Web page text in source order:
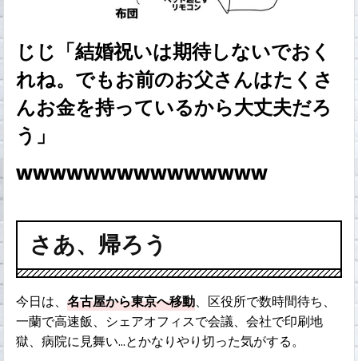
じじ「結婚祝いは期待しないでおく
れね。でもお前のお父さんはたくさ
んお金を持っているから大丈夫だろ
う」
wwwwwwwwwwwwwww
さあ、帰ろう
今日は、名古屋から東京へ移動、区役所で数時間待ち、
一蘭で高速飯、シェアオフィスで会議、会社で印刷地
獄、病院に見舞い…とかなりやり切った気がする。